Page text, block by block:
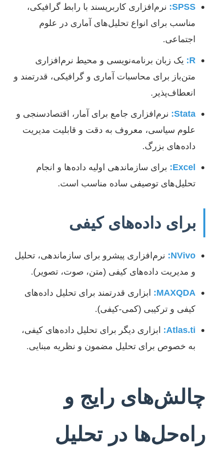
SPSS: نرم‌افزاری کاربرپسند با رابط گرافیکی،
مناسب برای انواع تحلیل‌های آماری در علوم
اجتماعی.
R:
یک زبان برنامه‌نویسی و محیط نرم‌افزاری
متن‌باز برای محاسبات آماری و گرافیکی، قدرتمند و
انعطاف‌پذیر.
Stata: نرم‌افزاری جامع برای آمار، اقتصادسنجی و
علوم سیاسی، معروف به دقت و قابلیت مدیریت
داده‌های بزرگ.
Excel:
برای سازماندهی اولیه داده‌ها و انجام
تحلیل‌های توصیفی ساده مناسب است.
برای داده‌های کیفی
NVivo:
نرم‌افزاری پیشرو برای سازماندهی، تحلیل
و مدیریت داده‌های کیفی (متن، صوت، تصویر).
MAXQDA:
ابزاری قدرتمند برای تحلیل داده‌های
کیفی و ترکیبی (کمی-کیفی).
Atlas.ti:
ابزاری دیگر برای تحلیل داده‌های کیفی،
به خصوص برای تحلیل مضمون و نظریه مبنایی.
چالش‌های رایج و
راه‌حل‌ها در تحلیل